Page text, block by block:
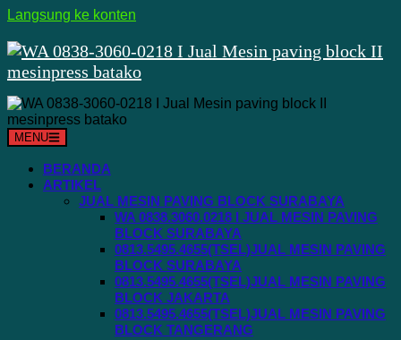
Langsung ke konten
MENU
BERANDA
ARTIKEL
JUAL MESIN PAVING BLOCK SURABAYA
WA 0838.3060.0218 I JUAL MESIN PAVING
BLOCK SURABAYA
0813.5495.4655(TSEL)JUAL MESIN PAVING
BLOCK SURABAYA
0813.5495.4655(TSEL)JUAL MESIN PAVING
BLOCK JAKARTA
0813.5495.4655(TSEL)JUAL MESIN PAVING
BLOCK TANGERANG